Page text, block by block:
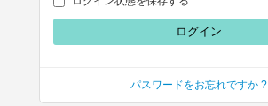
パスワードをお忘れですか ?